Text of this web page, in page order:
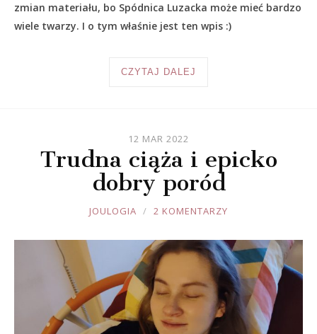
zmian materiału, bo Spódnica Luzacka może mieć bardzo
wiele twarzy. I o tym właśnie jest ten wpis :)
CZYTAJ DALEJ
12 MAR 2022
Trudna ciąża i epicko
dobry poród
JOULE
JOULOGIA 2 KOMENTARZY